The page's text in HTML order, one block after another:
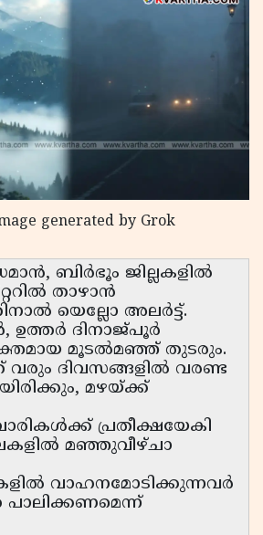
generated by Grok
ബിർഭൂം ജില്ലകളിൽ
താഴാൻ
യെല്ലോ അലർട്ട്.
ഉത്തർ ദിനാജ്‌പൂർ
മൂടൽമഞ്ഞ് തുടരും.
വരും ദിവസങ്ങളിൽ വരണ്ട
മഴയ്ക്ക്
പ്രതീക്ഷയേകി
മഞ്ഞുവീഴ്ചാ
വാഹനമോടിക്കുന്നവർ